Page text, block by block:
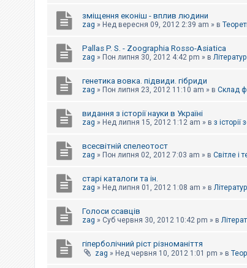
зміщення еконіш - вплив людини
zag » Нед вересня 09, 2012 2:39 am » в
Pallas P. S. - Zoographia Rosso-Asiatica
zag » Пон липня 30, 2012 4:42 pm » в
генетика вовка. підвиди. гібриди
zag » Пон липня 23, 2012 11:10 am » в Склад
видання з історії науки в Україні
zag » Нед липня 15, 2012 1:12 am » в з історії
всесвітній спелеотост
zag » Пон липня 02, 2012 7:03 am » в Світле і
старі каталоги та ін.
zag » Нед липня 01, 2012 1:08 am » в
Голоси ссавців
zag » Суб червня 30, 2012 10:42 pm » в
гіперболічний ріст різноманіття
zag » Нед червня 10, 2012 1:01 pm » в